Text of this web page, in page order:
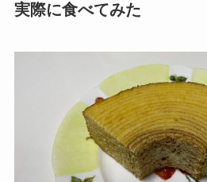
実際に食べてみた